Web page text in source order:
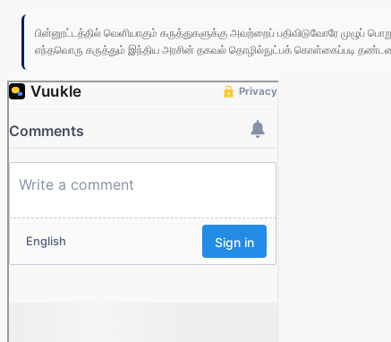
பின்னூட்டத்தில் வெளியாகும் கருத்துகளுக்கு அவற்றைப் பதிவிடுவோரே முழுப்
எந்தவொரு கருத்தும் இந்திய அரசின் தகவல் தொழில்நுட்பக் கொள்கைப்படி